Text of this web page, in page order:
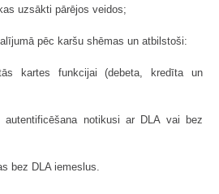
uzsākti pārējos veidos;
pēc karšu shēmas un atbilstoši:
kartes funkcijai (debeta, kredīta un
notikusi ar DLA vai bez
bez DLA iemeslus.